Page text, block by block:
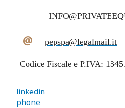
@ pepspa@legalmail.it
Codice Fiscale e P.IVA:
linkedin
phone